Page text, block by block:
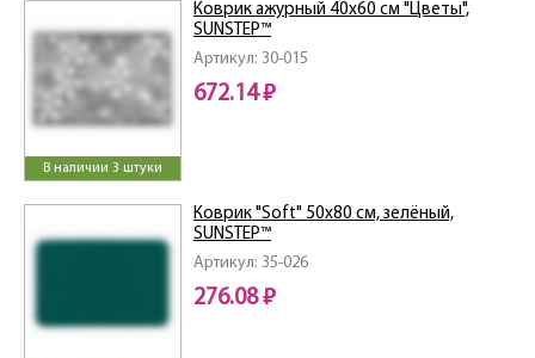
В наличии 3 штуки
Артикул: 30-015
Коврик ажурный 40х60 см "Цветы",
SUNSTEP™
672.14 ₽
Артикул: 35-026
Коврик "Soft" 50х80 см, зелёный,
SUNSTEP™
276.08 ₽